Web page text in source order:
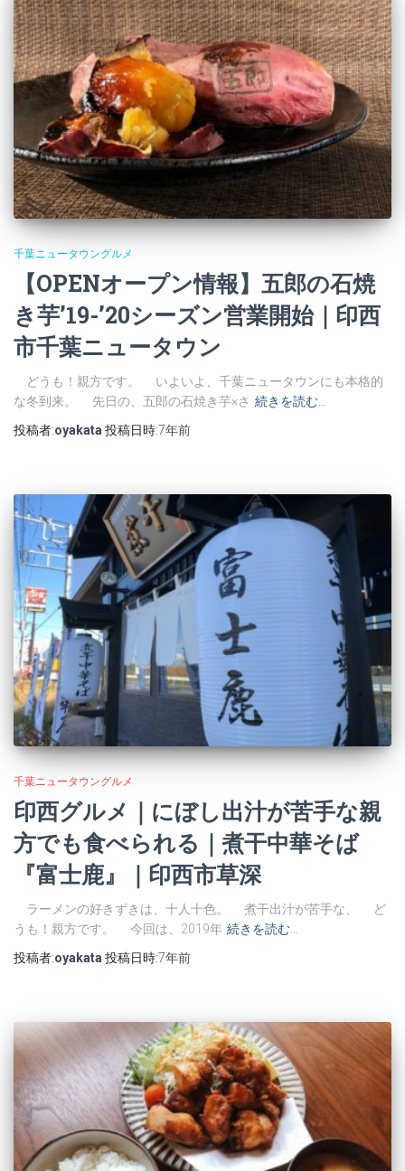
千葉ニュータウングルメ
【OPENオープン情報】五郎の石焼
き芋’19-’20シーズン営業開始｜印西
市千葉ニュータウン
どうも！親方です。 いよいよ、千葉ニュータウンにも本格的
な冬到来。 先日の、五郎の石焼き芋×さ 続きを読む…
投稿者:oyakata投稿日時:7年前
千葉ニュータウングルメ
印西グルメ｜にぼし出汁が苦手な親
方でも食べられる｜煮干中華そば
『富士鹿』｜印西市草深
ラーメンの好きずきは、十人十色。 煮干出汁が苦手な、 ど
うも！親方です。 今回は、2019年 続きを読む…
投稿者:oyakata 投稿日時:7年前